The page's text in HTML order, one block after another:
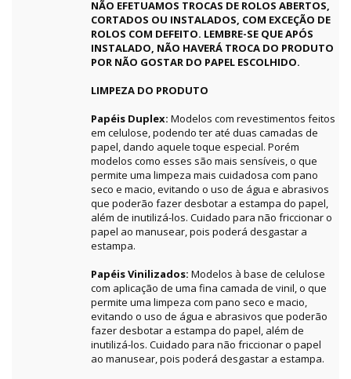
NÃO EFETUAMOS TROCAS DE ROLOS ABERTOS,
CORTADOS OU INSTALADOS, COM EXCEÇÃO DE
ROLOS COM DEFEITO. LEMBRE-SE QUE APÓS
INSTALADO, NÃO HAVERÁ TROCA DO PRODUTO
POR NÃO GOSTAR DO PAPEL ESCOLHIDO.
LIMPEZA DO PRODUTO
Papéis Duplex: Modelos com revestimentos feitos
em celulose, podendo ter até duas camadas de
papel, dando aquele toque especial. Porém
modelos como esses são mais sensíveis, o que
permite uma limpeza mais cuidadosa com pano
seco e macio, evitando o uso de água e abrasivos
que poderão fazer desbotar a estampa do papel,
além de inutilizá-los. Cuidado para não friccionar o
papel ao manusear, pois poderá desgastar a
estampa.
Papéis Vinilizados: Modelos à base de celulose
com aplicação de uma fina camada de vinil, o que
permite uma limpeza com pano seco e macio,
evitando o uso de água e abrasivos que poderão
fazer desbotar a estampa do papel, além de
inutilizá-los. Cuidado para não friccionar o papel
ao manusear, pois poderá desgastar a estampa.